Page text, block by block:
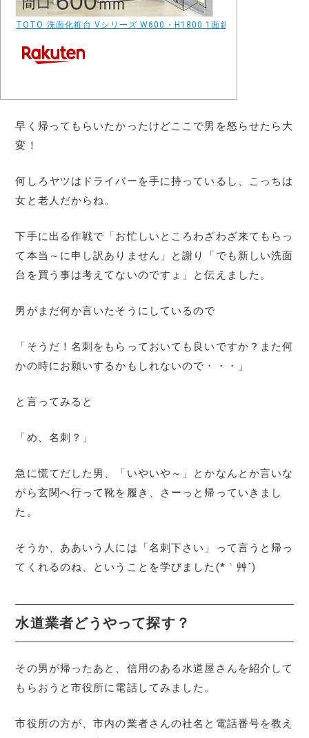
TOTO 洗面化粧台 Vシリーズ W600・H1800 1面鏡 エコシングル水栓
早く帰ってもらいたかったけどここで男を怒らせたら大
変！
何しろヤツはドライバーを手に持っているし、こっちは
女と老人だからね。
下手に出る作戦で「お忙しいところわざわざ来てもらっ
て本当～に申し訳ありません」と謝り「でも新しい洗面
台を買う事は考えてないのですょ」と伝えました。
男がまだ何か言いたそうにしているので
「そうだ！名刺をもらっておいても良いですか？また何
かの時にお願いするかもしれないので・・・」
と言ってみると
「め、名刺？」
急に慌てだした男、「いやいや～」とかなんとか言いな
がら玄関へ行って靴を履き、さーっと帰っていきまし
た。
そうか、ああいう人には「名刺下さい」って言うと帰っ
てくれるのね、ということを学びました(*｀艸´)
水道業者どうやって探す？
その男が帰ったあと、信用のある水道屋さんを紹介して
もらおうと市役所に電話してみました。
市役所の方が、市内の業者さんの社名と電話番号を教え